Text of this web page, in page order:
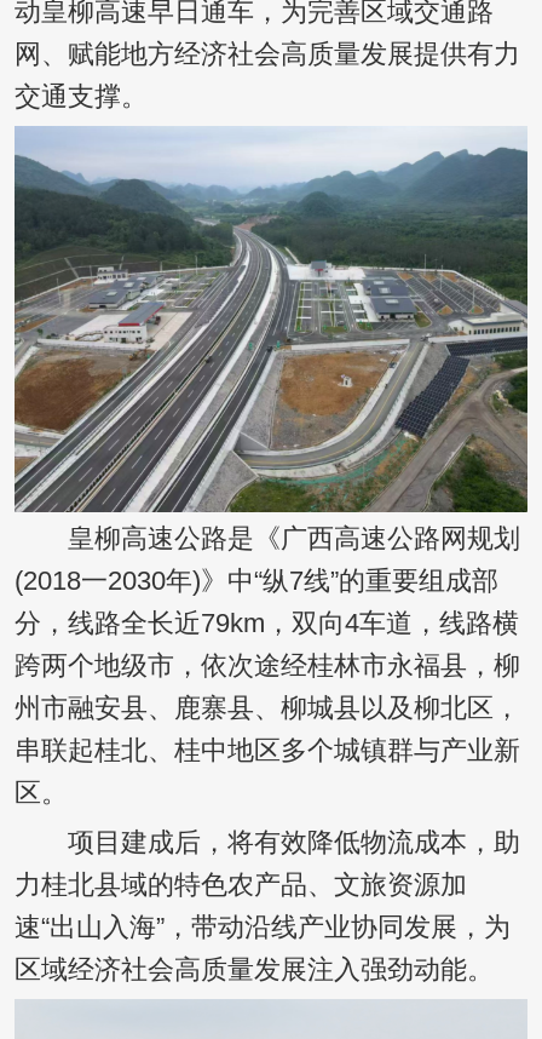
动皇柳高速早日通车，为完善区域交通路
网、赋能地方经济社会高质量发展提供有力
交通支撑。
皇柳高速公路是《广西高速公路网规划
(2018一2030年)》中“纵7线”的重要组成部
分，线路全长近79km，双向4车道，线路横
跨两个地级市，依次途经桂林市永福县，柳
州市融安县、鹿寨县、柳城县以及柳北区，
串联起桂北、桂中地区多个城镇群与产业新
区。
项目建成后，将有效降低物流成本，助
力桂北县域的特色农产品、文旅资源加
速“出山入海”，带动沿线产业协同发展，为
区域经济社会高质量发展注入强劲动能。